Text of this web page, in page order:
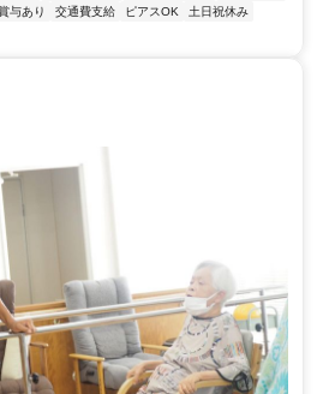
与あり 交通費支給 ピアスOK
土日祝休み